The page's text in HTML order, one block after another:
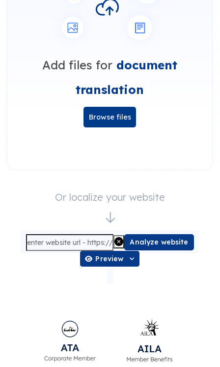
Add files for document
translation
Browse files
Or localize your website
Analyze website
Preview